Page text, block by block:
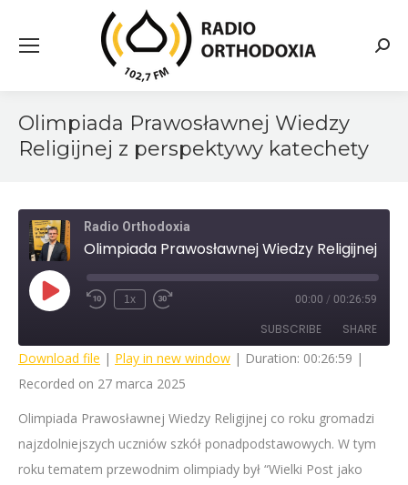
Olimpiada Prawosławnej Wiedzy
Religijnej z perspektywy katechety
Radio Orthodoxia
Play
EpisodeRewind
1x
Fast
seconds
00:00 / 00:26:59
SUBSCRIBE SHARE
SHARE
LINK
EMBED
Download file | Play in new window | Duration: 00:26:59 |
Recorded on 27 marca 2025
Olimpiada Prawosławnej Wiedzy Religijnej co roku gromadzi
najzdolniejszych uczniów szkół ponadpodstawowych. W tym
roku tematem przewodnim olimpiady był “Wielki Post jako